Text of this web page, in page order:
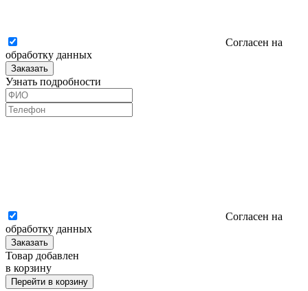
Согласен на
обработку данных
Заказать
Узнать подробности
Согласен на
обработку данных
Заказать
Товар добавлен
в корзину
Перейти в корзину